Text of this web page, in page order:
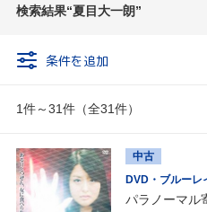
検索結果 夏目大一朗
条件を追加
1件～31件（全31件）
中古
DVD・ブルーレ
パラノーマル